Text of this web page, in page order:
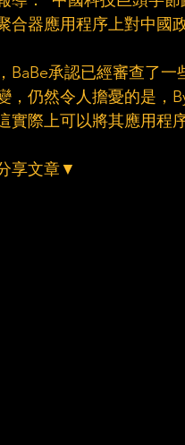
合器應用程序上對中國
BaBe承認已經審查了
，仍然令人擔憂的是，
實際上可以將其應用程
享文章▼